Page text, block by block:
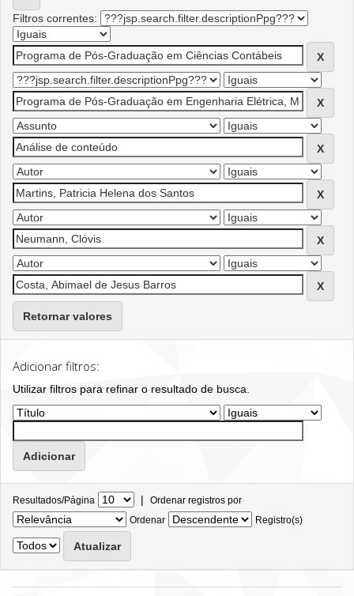
Filtros correntes:
Retornar valores
Adicionar filtros:
Utilizar filtros para refinar o resultado de busca.
Resultados/Página | Ordenar registros por
Ordenar
Registro(s)